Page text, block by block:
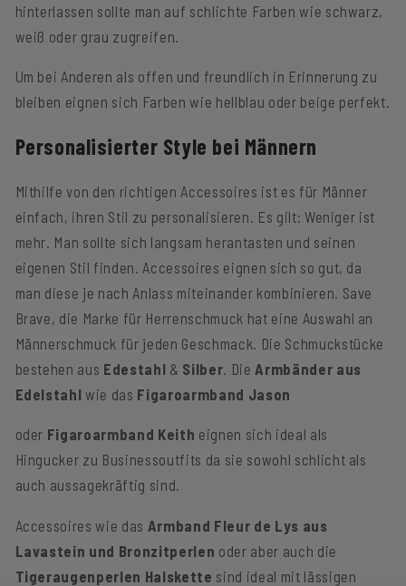
hinterlassen sollte man auf schlichte Farben wie schwarz,
weiß oder grau zugreifen.
Um bei Anderen als offen und freundlich in Erinnerung zu
bleiben eignen sich Farben wie hellblau oder beige perfekt.
Personalisierter Style bei Männern
Mithilfe von den richtigen Accessoires ist es für Männer
einfach, ihren Stil zu personalisieren. Es gilt: Weniger ist
mehr. Man sollte sich langsam herantasten und seinen
eigenen Stil finden. Accessoires eignen sich so gut, da
man diese je nach Anlass miteinander kombinieren. Save
Brave, die Marke für Herrenschmuck hat eine Auswahl an
Männerschmuck für jeden Geschmack. Die Schmuckstücke
bestehen aus Edestahl & Silber . Die Armbänder aus
Edelstahl wie das Figaroarmband Jason
oder Figaroarmband Keith eignen sich ideal als
Hingucker zu Businessoutfits da sie sowohl schlicht als
auch aussagekräftig sind.
Accessoires wie das Armband Fleur de Lys aus
Lavastein und Bronzitperlen oder aber auch die
Tigeraugenperlen Halskette sind ideal mit lässigen